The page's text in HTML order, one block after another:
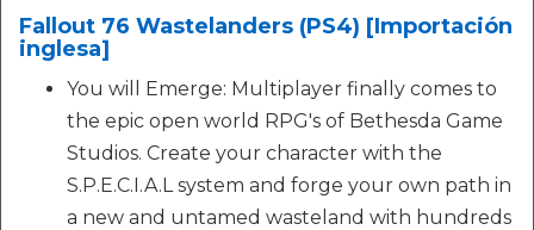
Fallout 76 Wastelanders (PS4) [Importación
inglesa]
You will Emerge: Multiplayer finally comes to
the epic open world RPG's of Bethesda Game
Studios. Create your character with the
S.P.E.C.I.A.L system and forge your own path in
a new and untamed wasteland with hundreds